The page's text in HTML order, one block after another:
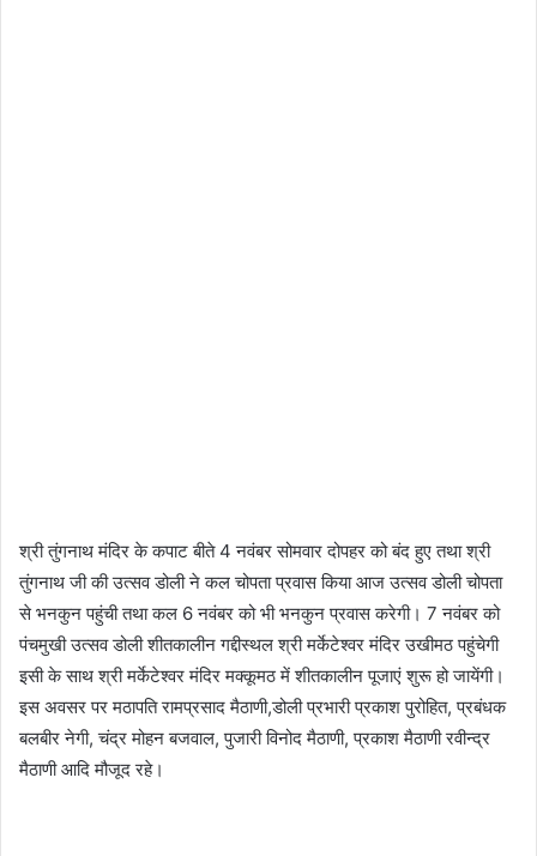
श्री तुंगनाथ मंदिर के कपाट बीते 4 नवंबर सोमवार दोपहर को बंद हुए तथा श्री
तुंगनाथ जी की उत्सव डोली ने कल चोपता प्रवास किया आज उत्सव डोली चोपता
से भनकुन पहुंची तथा कल 6 नवंबर को भी भनकुन प्रवास करेगी। 7 नवंबर को
पंचमुखी उत्सव डोली शीतकालीन गद्दीस्थल श्री मर्केटेश्वर मंदिर उखीमठ पहुंचेगी
इसी के साथ श्री मर्केटेश्वर मंदिर मक्कूमठ में शीतकालीन पूजाएं शुरू हो जायेंगी।
इस अवसर पर मठापति रामप्रसाद मैठाणी,डोली प्रभारी प्रकाश पुरोहित, प्रबंधक
बलबीर नेगी, चंद्र मोहन बजवाल, पुजारी विनोद मैठाणी, प्रकाश मैठाणी रवीन्द्र
मैठाणी आदि मौजूद रहे।